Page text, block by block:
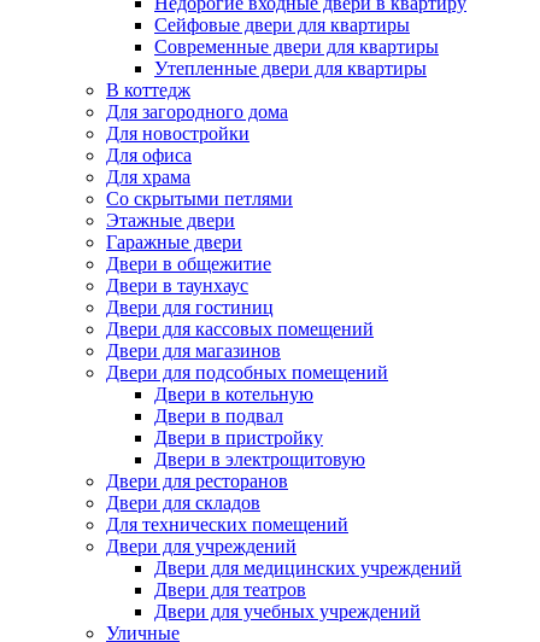
Сейфовые двери для квартиры
Современные двери для квартиры
Утепленные двери для квартиры
В коттедж
Для загородного дома
Для новостройки
Для офиса
Для храма
Со скрытыми петлями
Этажные двери
Гаражные двери
Двери в общежитие
Двери в таунхаус
Двери для гостиниц
Двери для кассовых помещений
Двери для магазинов
Двери для подсобных помещений
Двери в котельную
Двери в подвал
Двери в пристройку
Двери в электрощитовую
Двери для ресторанов
Двери для складов
Для технических помещений
Двери для учреждений
Двери для медицинских учреждений
Двери для театров
Двери для учебных учреждений
Уличные